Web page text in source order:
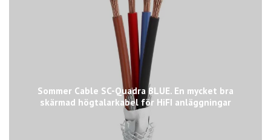
Sommer Cable SC-Quadra BLUE. En mycket bra
skärmad högtalarkabel för HiFI anläggningar